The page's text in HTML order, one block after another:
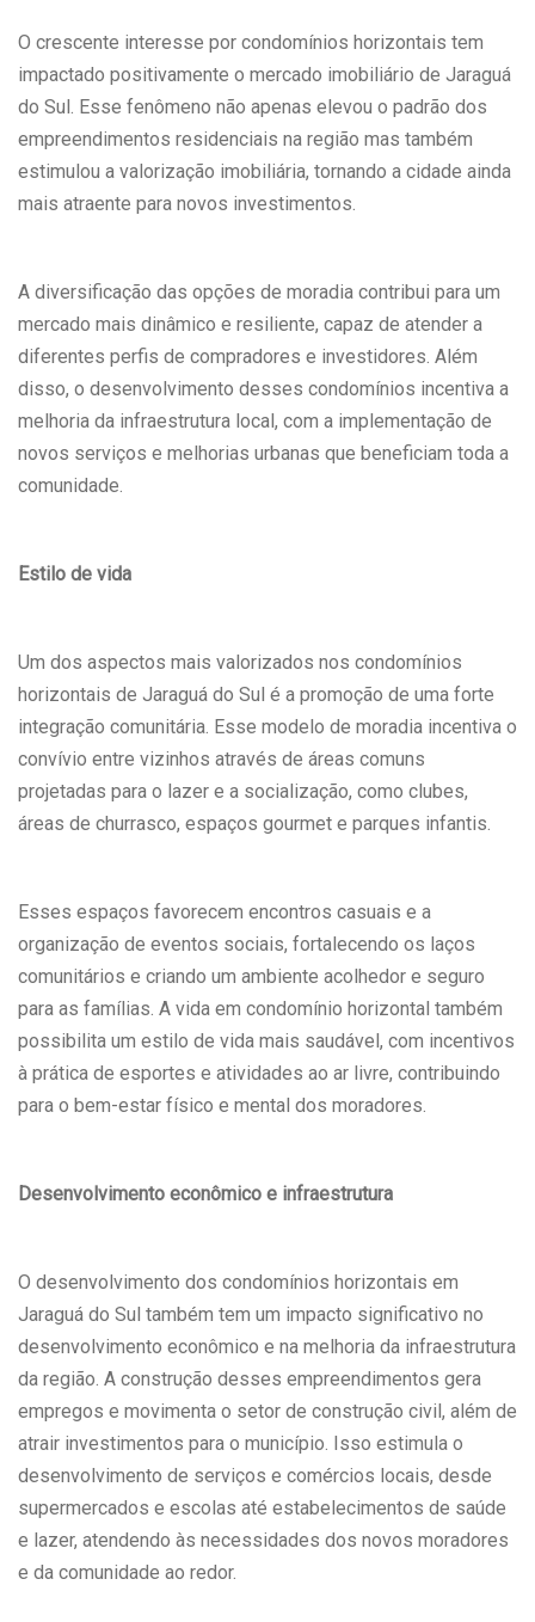
O crescente interesse por condomínios horizontais tem
impactado positivamente o mercado imobiliário de Jaraguá
do Sul. Esse fenômeno não apenas elevou o padrão dos
empreendimentos residenciais na região mas também
estimulou a valorização imobiliária, tornando a cidade ainda
mais atraente para novos investimentos.
A diversificação das opções de moradia contribui para um
mercado mais dinâmico e resiliente, capaz de atender a
diferentes perfis de compradores e investidores. Além
disso, o desenvolvimento desses condomínios incentiva a
melhoria da infraestrutura local, com a implementação de
novos serviços e melhorias urbanas que beneficiam toda a
comunidade.
Estilo de vida
Um dos aspectos mais valorizados nos condomínios
horizontais de Jaraguá do Sul é a promoção de uma forte
integração comunitária. Esse modelo de moradia incentiva o
convívio entre vizinhos através de áreas comuns
projetadas para o lazer e a socialização, como clubes,
áreas de churrasco, espaços gourmet e parques infantis.
Esses espaços favorecem encontros casuais e a
organização de eventos sociais, fortalecendo os laços
comunitários e criando um ambiente acolhedor e seguro
para as famílias. A vida em condomínio horizontal também
possibilita um estilo de vida mais saudável, com incentivos
à prática de esportes e atividades ao ar livre, contribuindo
para o bem-estar físico e mental dos moradores.
Desenvolvimento econômico e infraestrutura
O desenvolvimento dos condomínios horizontais em
Jaraguá do Sul também tem um impacto significativo no
desenvolvimento econômico e na melhoria da infraestrutura
da região. A construção desses empreendimentos gera
empregos e movimenta o setor de construção civil, além de
atrair investimentos para o município. Isso estimula o
desenvolvimento de serviços e comércios locais, desde
supermercados e escolas até estabelecimentos de saúde
e lazer, atendendo às necessidades dos novos moradores
e da comunidade ao redor.